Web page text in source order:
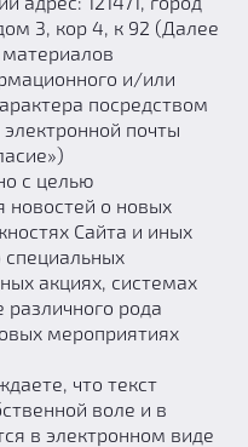
3, кор 4, к 92 (Далее
и/или
посредством
почты
с целью
новостей о новых
Сайта и иных
акциях, системах
различного рода
мероприятиях
что текст
воле и в
в электронном виде